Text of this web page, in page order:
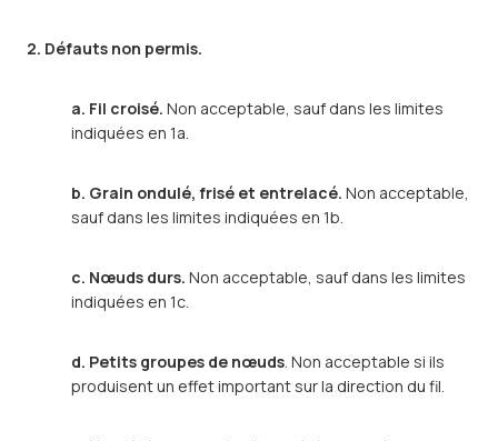
2. Défauts non permis.
a. Fil croisé. Non acceptable, sauf dans les limites
indiquées en 1a.
b. Grain ondulé, frisé et entrelacé. Non acceptable,
sauf dans les limites indiquées en 1b.
c. Nœuds durs. Non acceptable, sauf dans les limites
indiquées en 1c.
d. Petits groupes de nœuds. Non acceptable si ils
produisent un effet important sur la direction du fil.